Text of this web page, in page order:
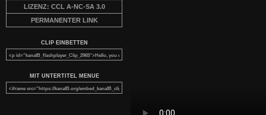
LIZENZ: CCL A-NC-SA 3.0
PERMANENTER LINK
CLIP EINBETTEN
MIT UNTERTITEL MENUE